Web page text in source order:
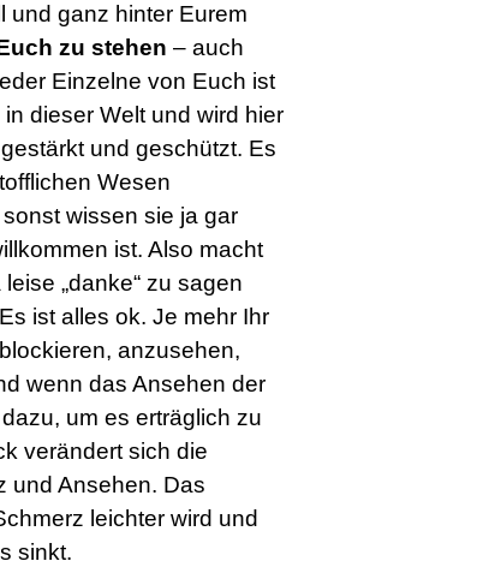
und ganz hinter Eurem
zu stehen – auch
Einzelne von Euch ist
dieser Welt und wird hier
und geschützt. Es
Wesen
wissen sie ja gar
ist. Also macht
„danke“ zu sagen
ist alles ok. Je mehr Ihr
anzusehen,
wenn das Ansehen der
um es erträglich zu
verändert sich die
und Ansehen. Das
leichter wird und
sinkt.